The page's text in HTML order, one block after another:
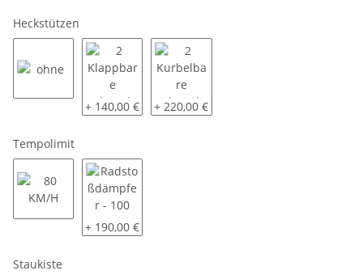
Heckstützen
2 Klappbare Schwerlaststützen
+ 140,00 € 2 Kurbelbare Schwerlaststützen
+ 220,00 €
Tempolimit
80 KM/HRadstoßdämpfer - 100 KM/H
+ 190,00 €
Staukiste